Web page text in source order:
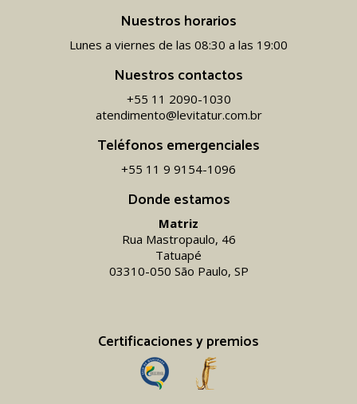
Donde estamos
Matriz
Rua Mastropaulo, 46
Tatuapé
03310-050 São Paulo, SP
Certificaciones y premios
Nuestros horarios
Lunes a viernes de las 08:30 a las 19:00
Nuestros contactos
+55 11 2090-1030
atendimento@levitatur.com.br
Teléfonos emergenciales
+55 11 9 9154-1096‬